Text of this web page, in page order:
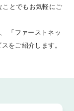
ことでもお気軽にご
「ファーストネッ
をご紹介します。